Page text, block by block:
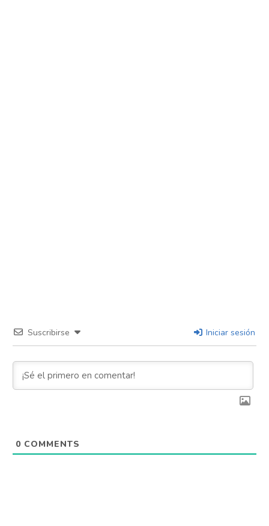
Suscribirse Iniciar sesión
0 COMMENTS